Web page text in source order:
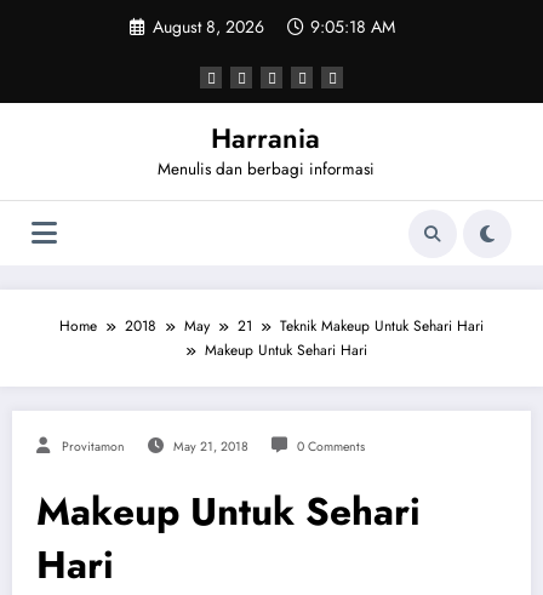
August 8, 2026 9:05:18 AM
Harrania
Menulis dan berbagi informasi
Home 2018 May 21
Teknik Makeup Untuk Sehari Hari
Makeup Untuk Sehari Hari
Provitamon May 21, 2018 0 Comments
Makeup Untuk Sehari
Hari